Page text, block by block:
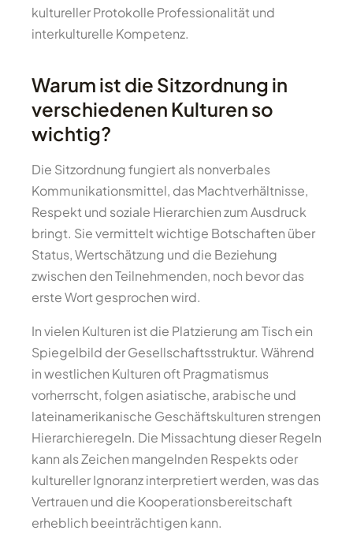
kultureller Protokolle Professionalität und
interkulturelle Kompetenz.
Warum ist die Sitzordnung in
verschiedenen Kulturen so
wichtig?
Die Sitzordnung fungiert als nonverbales
Kommunikationsmittel, das Machtverhältnisse,
Respekt und soziale Hierarchien zum Ausdruck
bringt. Sie vermittelt wichtige Botschaften über
Status, Wertschätzung und die Beziehung
zwischen den Teilnehmenden, noch bevor das
erste Wort gesprochen wird.
In vielen Kulturen ist die Platzierung am Tisch ein
Spiegelbild der Gesellschaftsstruktur. Während
in westlichen Kulturen oft Pragmatismus
vorherrscht, folgen asiatische, arabische und
lateinamerikanische Geschäftskulturen strengen
Hierarchieregeln. Die Missachtung dieser Regeln
kann als Zeichen mangelnden Respekts oder
kultureller Ignoranz interpretiert werden, was das
Vertrauen und die Kooperationsbereitschaft
erheblich beeinträchtigen kann.